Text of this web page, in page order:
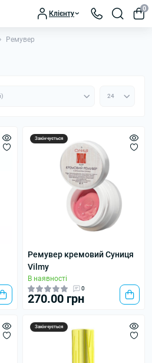
Клієнту
0
Ремувер
Закінчується
Ремувер кремовий Суниця
Vilmy
В наявності
0
270.00 грн
Закінчується